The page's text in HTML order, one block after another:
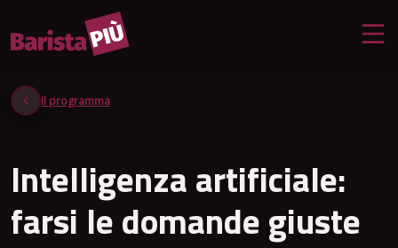
Il programma
Intelligenza artificiale:
farsi le domande giuste